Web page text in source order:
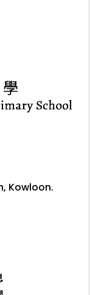
Kowloon.